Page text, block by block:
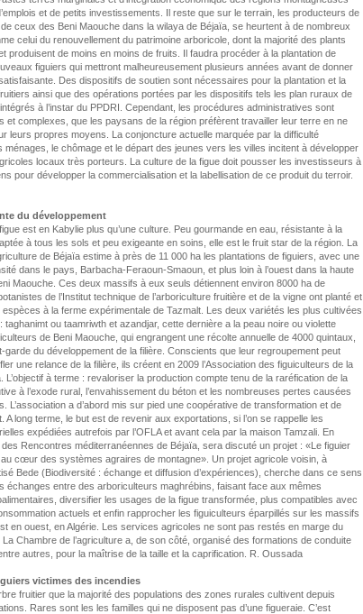
et de petits investissements. Il reste que sur le terrain, les producteurs de
de ceux des Beni Maouche dans la wilaya de Béjaïa, se heurtent à de nombreux
celui du renouvellement du patrimoine arboricole, dont la majorité des plants
produisent de moins en moins de fruits. Il faudra procéder à la plantation de
figuiers qui mettront malheureusement plusieurs années avant de donner
Des dispositifs de soutien sont nécessaires pour la plantation et la
ainsi que des opérations portées par les dispositifs tels les plan ruraux de
à l’instar du PPDRI. Cependant, les procédures administratives sont
et complexes, que les paysans de la région préfèrent travailler leur terre en ne
leurs propres moyens. La conjoncture actuelle marquée par la difficulté
ménages, le chômage et le départ des jeunes vers les villes incitent à développer
locaux très porteurs. La culture de la figue doit pousser les investisseurs à
pour développer la commercialisation et la labellisation de ce produit du terroir.
du développement
est en Kabylie plus qu’une culture. Peu gourmande en eau, résistante à la
à tous les sols et peu exigeante en soins, elle est le fruit star de la région. La
de Béjaïa estime à près de 11 000 ha les plantations de figuiers, avec une
dans le pays, Barbacha-Feraoun-Smaoun, et plus loin à l’ouest dans la haute
Maouche. Ces deux massifs à eux seuls détiennent environ 8000 ha de
de l’Institut technique de l’arboriculture fruitière et de la vigne ont planté et
à la ferme expérimentale de Tazmalt. Les deux variétés les plus cultivées
taghanimt ou taamriwth et azandjar, cette dernière a la peau noire ou violette
de Beni Maouche, qui engrangent une récolte annuelle de 4000 quintaux,
garde du développement de la filière. Conscients que leur regroupement peut
une relance de la filière, ils créent en 2009 l’Association des figuiculteurs de la
L’objectif à terme : revaloriser la production compte tenu de la raréfication de la
à l’exode rural, l’envahissement du béton et les nombreuses pertes causées
L’association a d’abord mis sur pied une coopérative de transformation et de
A long terme, le but est de revenir aux exportations, si l’on se rappelle les
expédiées autrefois par l’OFLA et avant cela par la maison Tamzali. En
Rencontres méditerranéennes de Béjaïa, sera discuté un projet : «Le figuier
cœur des systèmes agraires de montagne». Un projet agricole voisin, à
Bede (Biodiversité : échange et diffusion d’expériences), cherche dans ce sens
échanges entre des arboriculteurs maghrébins, faisant face aux mêmes
diversifier les usages de la figue transformée, plus compatibles avec
actuels et enfin rapprocher les figuiculteurs éparpillés sur les massifs
en ouest, en Algérie. Les services agricoles ne sont pas restés en marge du
Chambre de l’agriculture a, de son côté, organisé des formations de conduite
autres, pour la maîtrise de la taille et la caprification. R. Oussada
victimes des incendies
fruitier que la majorité des populations des zones rurales cultivent depuis
Rares sont les les familles qui ne disposent pas d’une figueraie. C’est